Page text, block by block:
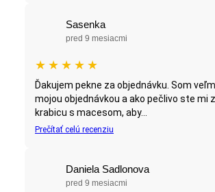
Sasenka
pred 9 mesiacmi
★ ★ ★ ★ ★
Ďakujem pekne za objednávku. Som
mojou objednávkou a ako pečlivo ste mi
krabicu s macesom, aby...
Prečítať celú recenziu
Daniela Sadlonova
pred 9 mesiacmi